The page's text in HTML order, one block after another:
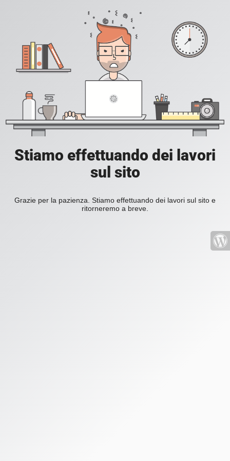
Stiamo effettuando dei lavori
sul sito
Grazie per la pazienza. Stiamo effettuando dei lavori sul sito e
ritorneremo a breve.